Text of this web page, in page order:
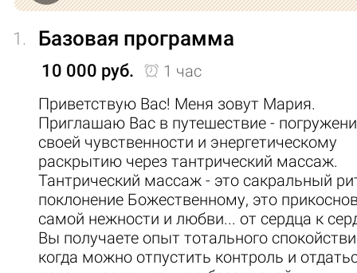
использованием массажного масла,
и эфирных масел по желанию.
Также по запросу возможно проведение
церемонии рапе - древнего шаманского
который поможет освободить ум и
энергетические каналы, открывая
течение энергии в теле.
Приглашаю Вас, дорогой гость, в моё
1. Базовая программа
10 000 руб.
1 час
Приветствую Вас! Меня зовут Мария.
Приглашаю Вас в путешествие -
своей чувственности и энергетическому
раскрытию через тантрический массаж.
Тантрический массаж - это сакральный
поклонение Божественному, это
самой нежности и любви... от сердца к
Вы получаете опыт тотального
когда можно отпустить контроль и